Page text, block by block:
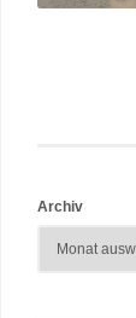
Archiv